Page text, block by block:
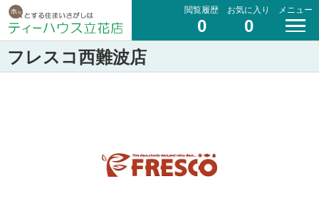
閲覧履歴
0
お気に入り
0
メニュー
フレスコ西難波店